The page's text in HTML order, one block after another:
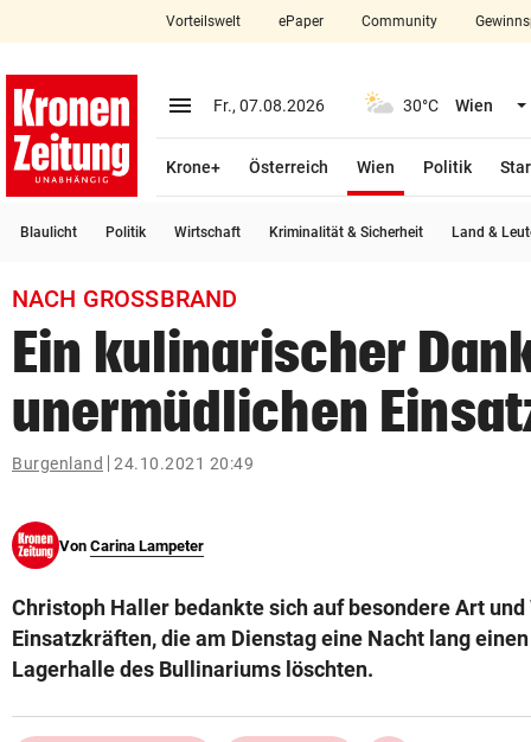
closeSchließen
account_circle Anmelden
arrow_right
bookmark
search
Suchbegriff
eingeben
© Krone Multimedia GmbH & Co KG 2026
Vorteilswelt ePaper Community
menu Menü aufklappen
Fr., 07.08.2026 30°C Wien
Krone+ Österreich Wien
Politik
Blaulicht Politik Wirtschaft Kriminalität & Sicherheit Land &
NACH GROSSBRAND
Ein kulinarischer
unermüdlichen
Burgenland 24.10.2021 20:49
Von Carina Lampeter
Christoph Haller bedankte sich auf besondere Art und
Einsatzkräften, die am Dienstag eine Nacht lang
Lagerhalle des Bullinariums löschten.